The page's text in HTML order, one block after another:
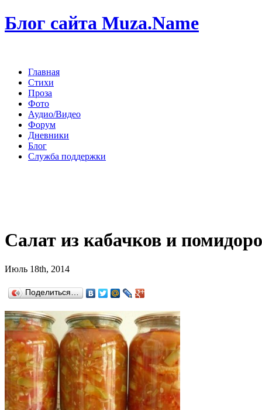
Блог сайта Muza.Name
Главная
Стихи
Проза
Фото
Аудио/Видео
Форум
Дневники
Блог
Служба поддержки
Салат из кабачков и
Июль 18th, 2014
Поделиться…